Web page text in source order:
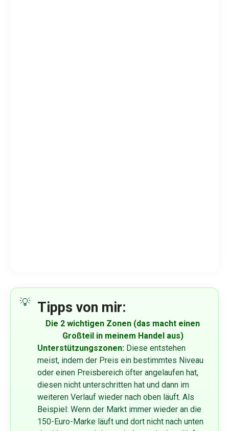
Tipps von mir:
Die 2 wichtigen Zonen (das macht einen
Großteil in meinem Handel aus)
Unterstützungszonen: Diese entstehen
meist, indem der Preis ein bestimmtes Niveau
oder einen Preisbereich öfter angelaufen hat,
diesen nicht unterschritten hat und dann im
weiteren Verlauf wieder nach oben läuft. Als
Beispiel: Wenn der Markt immer wieder an die
150-Euro-Marke läuft und dort nicht nach unten